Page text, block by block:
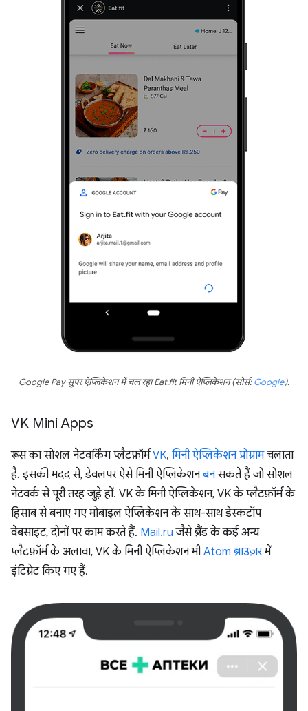
Google Pay सुपर ऐप्लिकेशन में चल रहा Eat.fit मिनी ऐप्लिकेशन (सोर्स:Google).
VK Mini Apps
रूस का सोशल नेटवर्किंग प्लैटफ़ॉर्मVK, मिनी ऐप्लिकेशन प्रोग्रामचलाता
है. इसकी मदद से, डेवलपर ऐसे मिनी ऐप्लिकेशनबनसकते हैं जो सोशल
नेटवर्क से पूरी तरह जुड़े हों. VK के मिनी ऐप्लिकेशन, VK के प्लैटफ़ॉर्म के
हिसाब से बनाए गए मोबाइल ऐप्लिकेशन के साथ-साथ डेस्कटॉप
वेबसाइट, दोनों पर काम करते हैं. Mail.ru जैसे ब्रैंड के कई अन्य
प्लैटफ़ॉर्म के अलावा, VK के मिनी ऐप्लिकेशन भीAtom ब्राउज़रमें
इंटिग्रेट किए गए हैं.